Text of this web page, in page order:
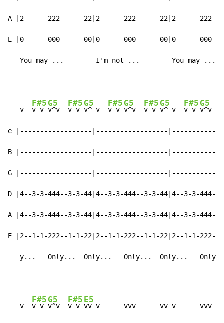
A |2------222------22|2------222------22|2------
E |0------000------00|0------000------00|0------
You may ...        I'm not ...        You may ...
   v
F#5
v v
G5
v^v
F#5
v v
G5
v^ v
F#5
v v
G5
v^v
F#5
v v
G5
v^ v
F#5
v v
G5
v^v
e |------------------|------------------
B |------------------|------------------
G |------------------|------------------
D |4--3-3-444--3-3-44|4--3-3-444--3-3-44|4--3-3-444--
A |4--3-3-444--3-3-44|4--3-3-444--3-3-44|4--3-3-444--
E |2--1-1-222--1-1-22|2--1-1-222--1-1-22|2--1-1-222--
y...   Only...  Only...   Only...  Only...
   v
F#5
v v
G5
v^v
F#5
v v
E5
vv v      vvv      vv v      vvv